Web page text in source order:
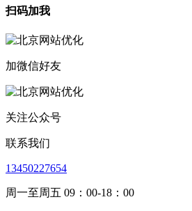
扫码加我
加微信好友
关注公众号
联系我们
13450227654
周一至周五 09：00-18：00